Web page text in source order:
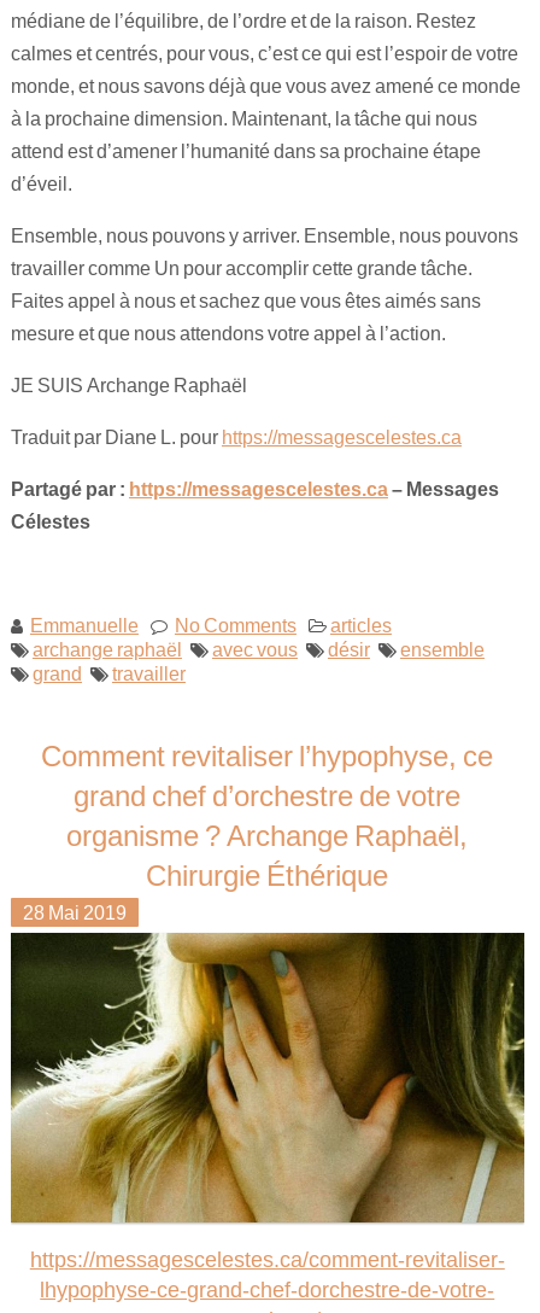
médiane de l’équilibre, de l’ordre et de la raison. Restez
calmes et centrés, pour vous, c’est ce qui est l’espoir de votre
monde, et nous savons déjà que vous avez amené ce monde
à la prochaine dimension. Maintenant, la tâche qui nous
attend est d’amener l’humanité dans sa prochaine étape
d’éveil.
Ensemble, nous pouvons y arriver. Ensemble, nous pouvons
travailler comme Un pour accomplir cette grande tâche.
Faites appel à nous et sachez que vous êtes aimés sans
mesure et que nous attendons votre appel à l’action.
JE SUIS Archange Raphaël
Traduit par Diane L. pour https://messagescelestes.ca
Partagé par : https://messagescelestes.ca– Messages
Célestes
Emmanuelle No Comments
articles
archange raphaël
avec vous désir
ensemble
grand
travailler
Comment revitaliser l’hypophyse, ce
grand chef d’orchestre de votre
organisme ? Archange Raphaël,
Chirurgie Éthérique
28 Mai 2019
https://messagescelestes.ca/comment-revitaliser-
lhypophyse-ce-grand-chef-dorchestre-de-votre-